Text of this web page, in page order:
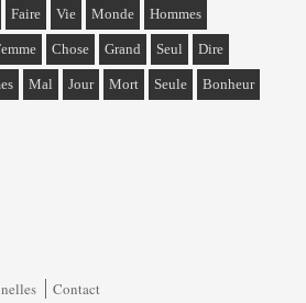
Faire Vie Monde Hommes
Chose Grand Seul Dire
Mal Jour Mort Seule Bonheur
Contact